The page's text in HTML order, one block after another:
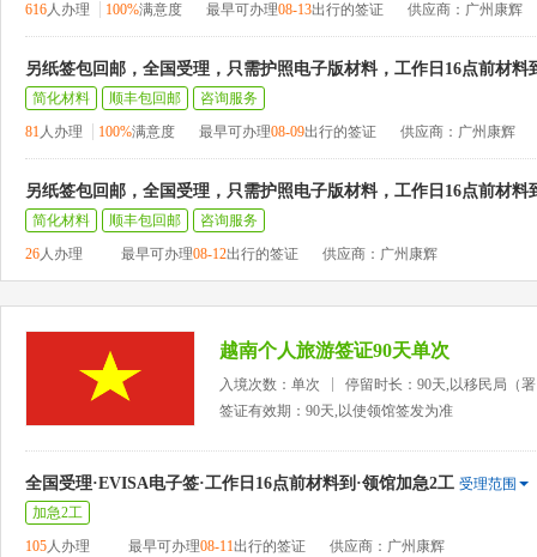
616人办理 100%满意度 最早可办理08-13出行的签证 供应商：广州康辉
另纸签包回邮，全国受理，只需护照电子版材料，工作日16点前材料
简化材料 顺丰包回邮
咨询服务
81人办理 100%满意度 最早可办理08-09出行的签证 供应商：广州康辉
另纸签包回邮，全国受理，只需护照电子版材料，工作日16点前材料
简化材料 顺丰包回邮
咨询服务
26人办理 最早可办理08-12出行的签证 供应商：广州康辉
越南个人旅游签证90天单次
入境次数：单次
停留时长：90天,以移民局（
签证有效期：90天,以使领馆签发为准
全国受理·EVISA电子签·工作日16点前材料到·领馆加急2工 受理范围
加急2工
105人办理 最早可办理08-11出行的签证 供应商：广州康辉